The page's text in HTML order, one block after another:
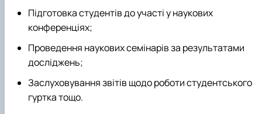
Підготовка студентів до участі у наукових
конференціях;
Проведення наукових семінарів за результатами
досліджень;
Заслуховування звітів щодо роботи студентського
гуртка тощо.